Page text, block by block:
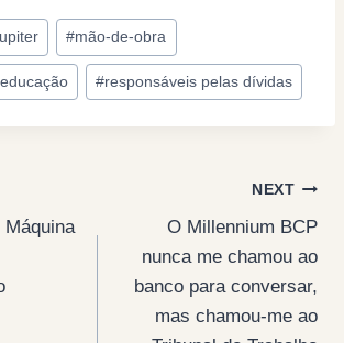
#mão-de-obra
#responsáveis pelas dívidas
NEXT
O Millennium BCP
nunca me chamou ao
banco para conversar,
mas chamou-me ao